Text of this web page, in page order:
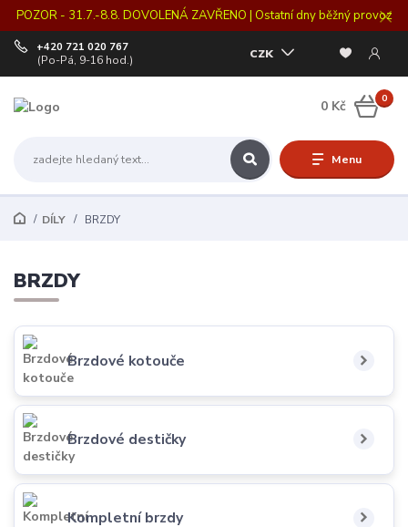
POZOR - 31.7.-8.8. DOVOLENÁ ZAVŘENO | Ostatní dny běžný provoz
Menu
CZK
+420 721 020 767
(Po-Pá, 9-16 hod.)
0
0 Kč
DÍLY BRZDY
BRZDY
Brzdové kotouče
Brzdové destičky
Kompletní brzdy